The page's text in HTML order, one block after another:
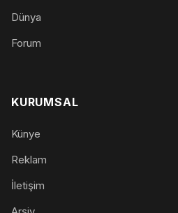
Dünya
Forum
KURUMSAL
Künye
Reklam
İletişim